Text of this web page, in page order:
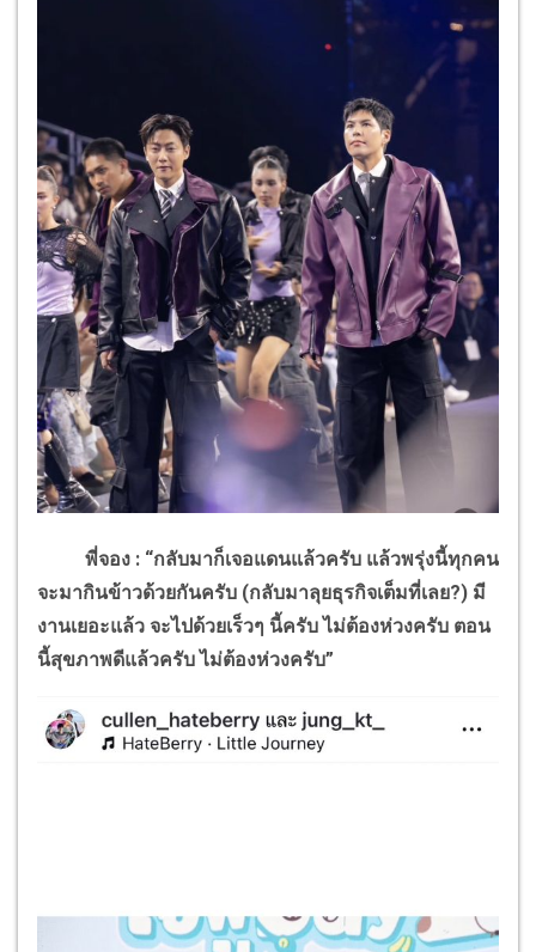
พี่จอง : “กลับมาก็เจอแดนแล้วครับ แล้วพรุ่งนี้ทุกคน
จะมากินข้าวด้วยกันครับ (กลับมาลุยธุรกิจเต็มที่เลย?) มี
งานเยอะแล้ว จะไปด้วยเร็วๆ นี้ครับ ไม่ต้องห่วงครับ ตอน
นี้สุขภาพดีแล้วครับ ไม่ต้องห่วงครับ”